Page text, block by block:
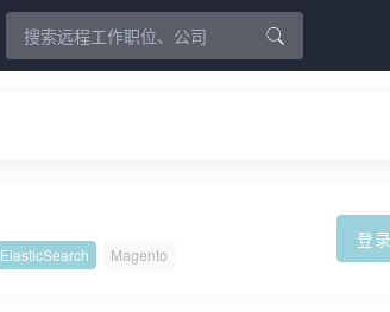
ElasticSearch Magento
登